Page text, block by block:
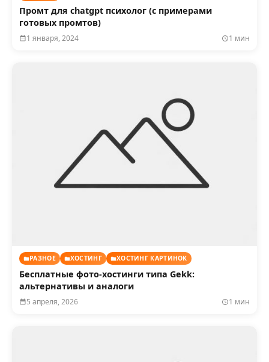
Промт для chatgpt психолог (с примерами
готовых промтов)
1 января, 2024 1 мин
РАЗНОЕ ХОСТИНГ ХОСТИНГ КАРТИНОК
Бесплатные фото-хостинги типа Gekk:
альтернативы и аналоги
5 апреля, 2026 1 мин